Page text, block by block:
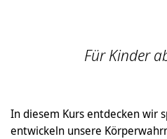
Für Kinder
In diesem Kurs entdecken wir
entwickeln unsere